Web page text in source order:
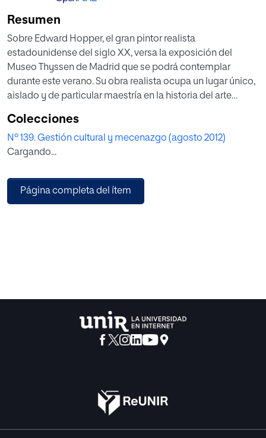
Resumen
Sobre Edward Hopper, el gran pintor realista
estadounidense del siglo XX, versa la exposición del
Museo Thyssen de Madrid que se podrá contemplar
durante este verano. Su obra realista ocupa un lugar único,
aislado y de particular maestría en la historia del arte
La otra gran exposición de este verano, organizada por el
Museo del Prado en colaboración con el Louvre, se centra
en el Rafael tardío, etapa singular de su trayectoria, tratada
Colecciones
Nº 139. Gestión cultural y mecenazgo (agosto 2012)
Cargando...
Página completa del ítem